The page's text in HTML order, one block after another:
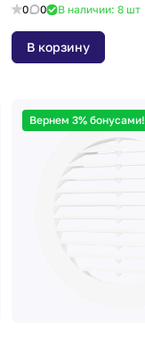
0 0 В наличии: 8 шт
В корзину
Вернем 3% бонусами!